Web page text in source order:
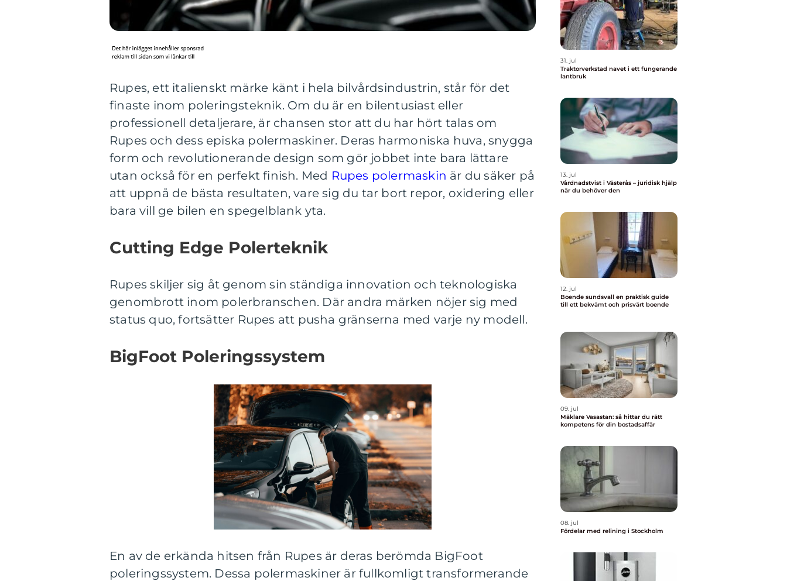
Rupes, ett italienskt märke känt i hela bilvårdsindustrin, står för det
finaste inom poleringsteknik. Om du är en bilentusiast eller
professionell detaljerare, är chansen stor att du har hört talas om
Rupes och dess episka polermaskiner. Deras harmoniska huva, snygga
form och revolutionerande design som gör jobbet inte bara lättare
utan också för en perfekt finish. Med Rupes polermaskin är du säker på
att uppnå de bästa resultaten, vare sig du tar bort repor, oxidering eller
bara vill ge bilen en spegelblank yta.
Cutting Edge Polerteknik
Rupes skiljer sig åt genom sin ständiga innovation och teknologiska
genombrott inom polerbranschen. Där andra märken nöjer sig med
status quo, fortsätter Rupes att pusha gränserna med varje ny modell.
BigFoot Poleringssystem
En av de erkända hitsen från Rupes är deras berömda BigFoot
poleringssystem. Dessa polermaskiner är fullkomligt transformerande
31. jul
Traktorverkstad navet i ett fungerande
lantbruk
13. jul
Vårdnadstvist i Västerås – juridisk hjälp
när du behöver den
12. jul
Boende sundsvall en praktisk guide
till ett bekvämt och prisvärt boende
09. jul
Mäklare Vasastan: så hittar du rätt
kompetens för din bostadsaffär
08. jul
Fördelar med relining i Stockholm